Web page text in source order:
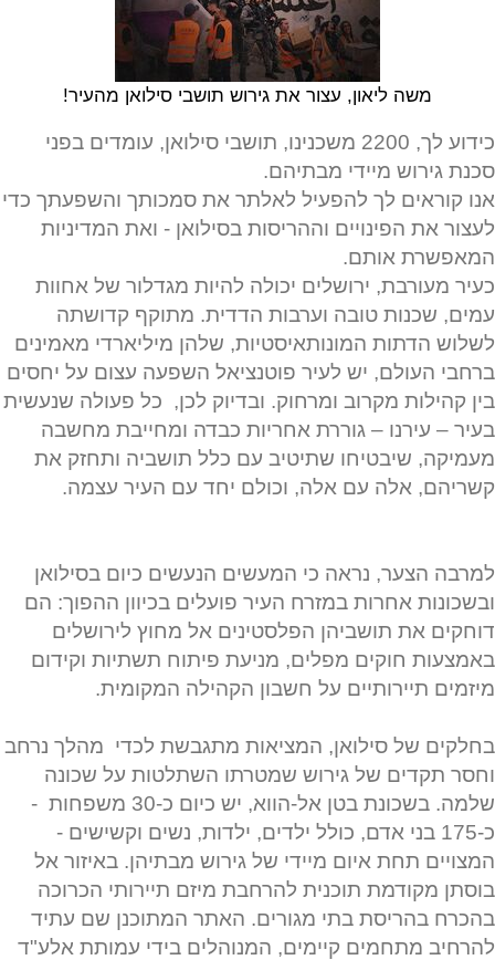
משה ליאון, עצור את גירוש תושבי סילואן מהעיר!
כידוע לך, 2200 משכנינו, תושבי סילואן, עומדים בפני
סכנת גירוש מיידי מבתיהם.
אנו קוראים לך להפעיל לאלתר את סמכותך והשפעתך כדי
לעצור את הפינויים וההריסות בסילואן - ואת המדיניות
המאפשרת אותם.
כעיר מעורבת, ירושלים יכולה להיות מגדלור של אחוות
עמים, שכנות טובה וערבות הדדית. מתוקף קדושתה
לשלוש הדתות המונותאיסטיות, שלהן מיליארדי מאמינים
ברחבי העולם, יש לעיר פוטנציאל השפעה עצום על יחסים
בין קהילות מקרוב ומרחוק. ובדיוק לכן, כל פעולה שנעשית
בעיר – עירנו – גוררת אחריות כבדה ומחייבת מחשבה
מעמיקה, שיבטיחו שתיטיב עם כלל תושביה ותחזק את
קשריהם, אלה עם אלה, וכולם יחד עם העיר עצמה.
למרבה הצער, נראה כי המעשים הנעשים כיום בסילואן
ובשכונות אחרות במזרח העיר פועלים בכיוון ההפוך: הם
דוחקים את תושביהן הפלסטינים אל מחוץ לירושלים
באמצעות חוקים מפלים, מניעת פיתוח תשתיות וקידום
מיזמים תיירותיים על חשבון הקהילה המקומית.
בחלקים של סילואן, המציאות מתגבשת לכדי מהלך נרחב
וחסר תקדים של גירוש שמטרתו השתלטות על שכונה
שלמה. בשכונת בטן אל-הווא, יש כיום כ-30 משפחות -
כ-175 בני אדם, כולל ילדים, ילדות, נשים וקשישים -
המצויים תחת איום מיידי של גירוש מבתיהן. באיזור אל
בוסתן מקודמת תוכנית להרחבת מיזם תיירותי הכרוכה
בהכרח בהריסת בתי מגורים. האתר המתוכנן שם עתיד
להרחיב מתחמים קיימים, המנוהלים בידי עמותת אלע"ד